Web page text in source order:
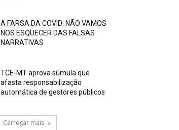
A FARSA DA COVID: NÃO VAMOS
NOS ESQUECER DAS FALSAS
NARRATIVAS
TCE-MT aprova súmula que
afasta responsabilização
automática de gestores públicos
Carregar mais